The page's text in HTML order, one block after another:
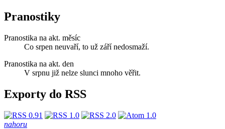
Pranostiky
Pranostika na akt. měsíc
Co srpen neuvaří, to už září nedosmaží.
Pranostika na akt. den
V srpnu již nelze slunci mnoho věřit.
Exporty do RSS
nahoru